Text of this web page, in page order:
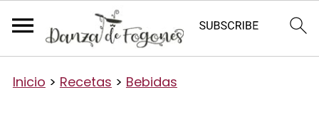
Inicio > Recetas > Bebidas